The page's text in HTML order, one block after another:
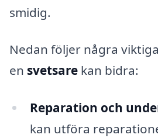
smidig.
Nedan följer några
en svetsare kan bidra:
Reparation och
kan utföra